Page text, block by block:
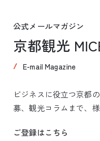
公式メールマガジン
京都観光
E-mail Magazine
ビジネスに役立つ京都
募、観光コラムまで、
ご登録はこちら